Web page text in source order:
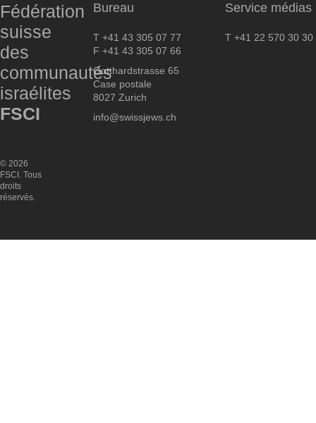
Fédération
suisse
des
communautés
israélites
FSCI
Bureau
T +41 43 305 07 77
F +41 43 305 07 66
Gotthardstrasse 65
Case postale
8027 Zurich
info@swissjews.ch
Service médias
T +41 22 570 30 30
© 2026
FSCI. Tous
droits
réservés.